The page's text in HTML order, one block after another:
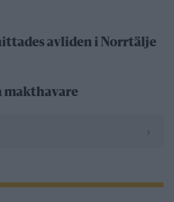
avliden i Norrtälje
makthavare